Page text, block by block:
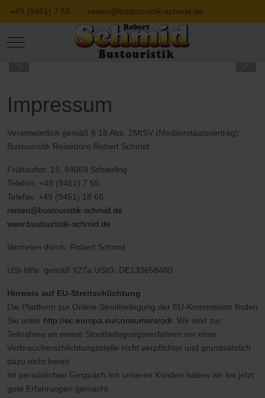
+49 (9451) 7 55 reisen@bustouristik-schmid.de
Mobile Menu Toggle
Impressum
Verantwortlich gemäß § 18 Abs. 2MtSV (Medienstaatsvertrag):
Bustouristik Reisebüro Robert Schmid
Frühaufstr. 15, 84069 Schierling
Telefon: +49 (9451) 7 55
Telefax: +49 (9451) 18 68
reisen@bustouristik-schmid.de
www.bustouristik-schmid.de
Vertreten durch: Robert Schmid
USt-IdNr. gemäß §27a UStG: DE133658480
Hinweis auf EU-Streitschlichtung
Die Plattform zur Online-Streitbeilegung der EU-Kommission finden
Sie unter http://ec.europa.eu/consumers/odr. Wir sind zur
Teilnahme an einem Streitbeilegungsverfahren vor einer
Verbraucherschlichtungsstelle nicht verpflichtet und grundsätzlich
dazu nicht bereit.
Im persönlichen Gespräch mit unseren Kunden haben wir bis jetzt
gute Erfahrungen gemacht.